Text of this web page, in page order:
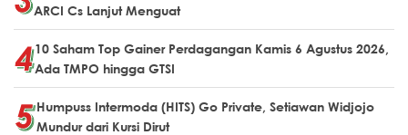
ARCI Cs Lanjut Menguat
10 Saham Top Gainer Perdagangan Kamis 6 Agustus 2026,
Ada TMPO hingga GTSI
Humpuss Intermoda (HITS) Go Private, Setiawan Widjojo
Mundur dari Kursi Dirut